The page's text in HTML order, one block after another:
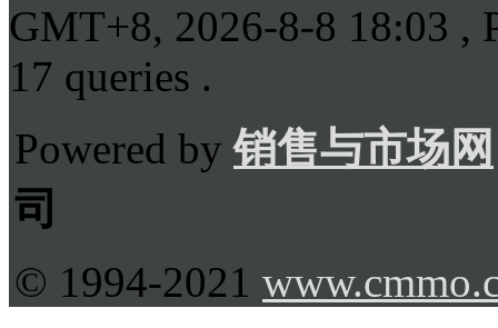
GMT+8, 2026-8-8 18:03 ,
17 queries .
Powered by销售与市场网
司
© 1994-2021